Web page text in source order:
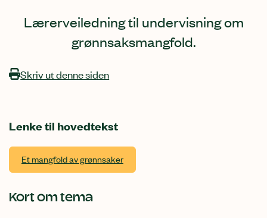
Lærerveiledning til undervisning om
grønnsaksmangfold.
Skriv ut denne siden
Lenke til hovedtekst
Et mangfold av grønnsaker
Kort om tema